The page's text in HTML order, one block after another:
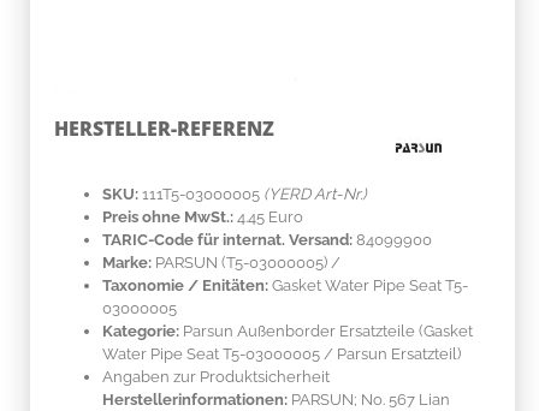
HERSTELLER-REFERENZ
SKU: 111T5-03000005 (YERD Art-Nr.)
Preis ohne MwSt.: 4.45 Euro
TARIC-Code für internat. Versand: 84099900
Marke: PARSUN (T5-03000005) /
Taxonomie / Enitäten: Gasket Water Pipe Seat T5-
03000005
Kategorie: Parsun Außenborder Ersatzteile (Gasket
Water Pipe Seat T5-03000005 / Parsun Ersatzteil)
Angaben zur Produktsicherheit
Herstellerinformationen: PARSUN; No. 567 Lian